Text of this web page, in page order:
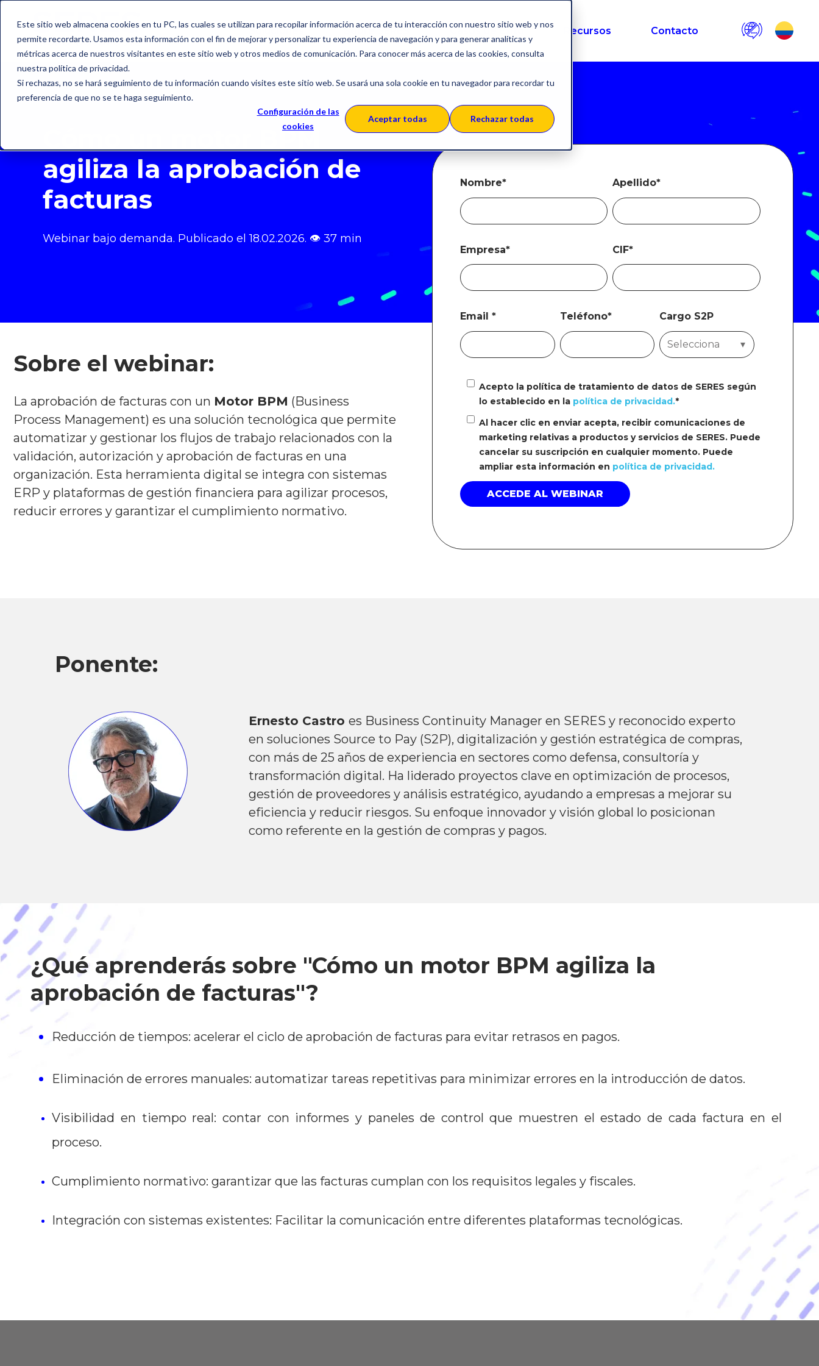
Este sitio web almacena cookies en tu PC, las cuales se utilizan para recopilar información acerca de tu interacción con nuestro sitio web y nos
permite recordarte. Usamos esta información con el fin de mejorar y personalizar tu experiencia de navegación y para generar analíticas y
métricas acerca de nuestros visitantes en este sitio web y otros medios de comunicación. Para conocer más acerca de las cookies, consulta
nuestra política de privacidad.
Si rechazas, no se hará seguimiento de tu información cuando visites este sitio web. Se usará una sola cookie en tu navegador para recordar tu
preferencia de que no se te haga seguimiento.
Configuración de las
cookies
Aceptar todas Rechazar todas
Soluciones Sobre SERES Casos de Éxito Recursos Contacto
Cómo un motor BPM
agiliza la aprobación de
facturas
Webinar bajo demanda. Publicado el 18.02.2026. 👁 37 min
Sobre el webinar:
La aprobación de facturas con un Motor BPM (Business
Process Management) es una solución tecnológica que permite
automatizar y gestionar los flujos de trabajo relacionados con la
validación, autorización y aprobación de facturas en una
organización. Esta herramienta digital se integra con sistemas
ERP y plataformas de gestión financiera para agilizar procesos,
reducir errores y garantizar el cumplimiento normativo.
Nombre* Apellido*
Empresa* CIF*
Email * Teléfono* Cargo S2P
Acepto la política de tratamiento de datos de SERES según
lo establecido en la política de privacidad.*
Al hacer clic en enviar acepta, recibir comunicaciones de
marketing relativas a productos y servicios de SERES. Puede
cancelar su suscripción en cualquier momento. Puede
ampliar esta información en política de privacidad.
Ponente:
Ernesto Castroes Business Continuity Manager en SERES y reconocido experto
en soluciones Source to Pay (S2P), digitalización y gestión estratégica de compras,
con más de 25 años de experiencia en sectores como defensa, consultoría y
transformación digital. Ha liderado proyectos clave en optimización de procesos,
gestión de proveedores y análisis estratégico, ayudando a empresas a mejorar su
eficiencia y reducir riesgos. Su enfoque innovador y visión global lo posicionan
como referente en la gestión de compras y pagos.
¿Qué aprenderás sobre "Cómo un motor BPM agiliza la
aprobación de facturas"?
Reducción de tiempos: acelerar el ciclo de aprobación de facturas para evitar retrasos en pagos.
Eliminación de errores manuales: automatizar tareas repetitivas para minimizar errores en la introducción de datos.
Visibilidad en tiempo real: contar con informes y paneles de control que muestren el estado de cada factura en el
proceso.
Cumplimiento normativo: garantizar que las facturas cumplan con los requisitos legales y fiscales.
Integración con sistemas existentes: Facilitar la comunicación entre diferentes plataformas tecnológicas.